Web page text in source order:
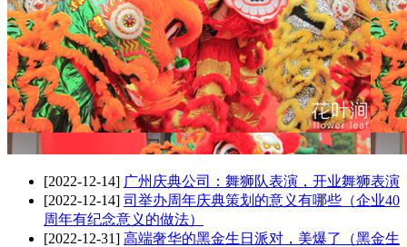
[2022-12-14] 广州庆典公司：舞狮队表演，开业舞狮表演
[2022-12-14] 司举办周年庆典策划的意义有哪些（企业40
周年有纪念意义的做法）
[2022-12-31] 高端奢华的黑金生日派对，美爆了（黑金生